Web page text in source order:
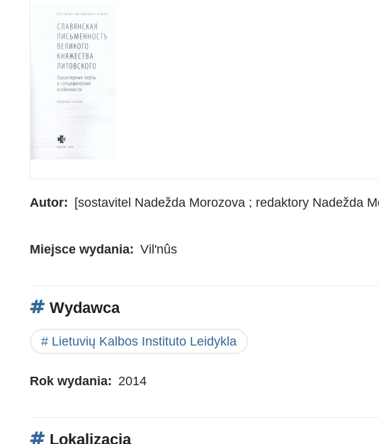
Autor [sostavitel Nadežda Morozova ; redaktory Nadežda
Miejsce wydania Vil'nûs
Wydawca
Lietuvių Kalbos Instituto Leidykla
Rok wydania 2014
Lokalizacja